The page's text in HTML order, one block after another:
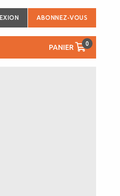
ABONNEZ-VOUS
PANIER 0